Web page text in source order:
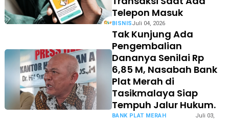
Telepon Masuk
BISNISJuli 04, 2026
Tak Kunjung Ada
Pengembalian
Dananya Senilai Rp
6,85 M, Nasabah Bank
Plat Merah di
Tasikmalaya Siap
Tempuh Jalur Hukum.
BANK PLAT MERAH
Juli 03,